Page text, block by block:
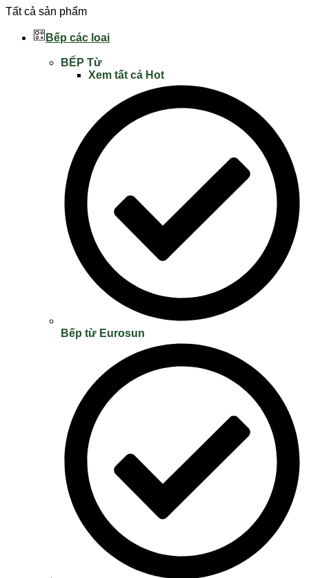
Tất cả sản phẩm
Bếp các loại
BẾP Từ
Xem tất cả Hot
Bếp từ Eurosun